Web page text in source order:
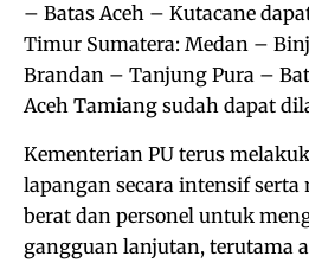
– Batas Aceh – Kutacane
Timur Sumatera: Medan –
Brandan – Tanjung Pura –
Aceh Tamiang sudah dapat
Kementerian PU terus
lapangan secara intensif serta
berat dan personel untuk
gangguan lanjutan, terutama